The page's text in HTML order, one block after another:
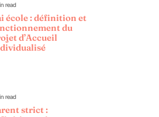
read
école : définition et
du
d’Accueil
read
strict :